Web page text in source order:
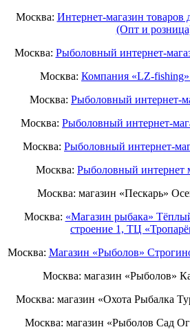
Москва: Интернет-магазин товаров
(Опт и
Москва: Рыболовный интернет-
Москва: Компания «LZ-
Москва: Рыболовный интернет-
Москва: Рыболовный интернет-
Москва: Рыболовный интернет-
Москва: Рыболовный интернет
Москва: магазин «Пескарь»
Москва: «Магазин рыбака»
строение 1, ТЦ
Москва: Магазин «Рыболов»
Москва: магазин «Рыболов»
Москва: магазин «Охота Рыбалка
Москва: магазин «Рыболов Сад